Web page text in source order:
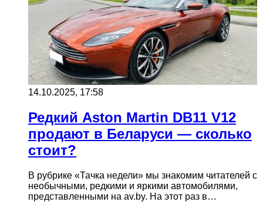
14.10.2025, 17:58
Редкий Aston Martin DB11 V12
продают в Беларуси — сколько
стоит?
В рубрике «Тачка недели» мы знакомим читателей с
необычными, редкими и яркими автомобилями,
представленными на av.by. На этот раз в…